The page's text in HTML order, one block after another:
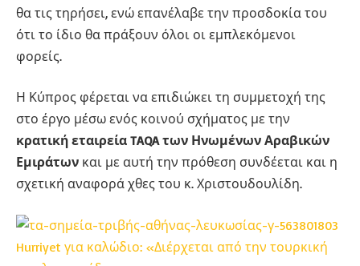
θα τις τηρήσει, ενώ επανέλαβε την προσδοκία του
ότι το ίδιο θα πράξουν όλοι οι εμπλεκόμενοι
φορείς.
Η Κύπρος φέρεται να επιδιώκει τη συμμετοχή της
στο έργο μέσω ενός κοινού σχήματος με την
κρατική εταιρεία TAQA των Ηνωμένων Αραβικών
Εμιράτων και με αυτή την πρόθεση συνδέεται και η
σχετική αναφορά χθες του κ. Χριστουδουλίδη.
Hurriyet για καλώδιο: «Διέρχεται από την τουρκική